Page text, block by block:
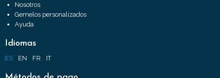
Nosotros
Gemelos personalizados
Ayuda
Idiomas
ES EN FR IT